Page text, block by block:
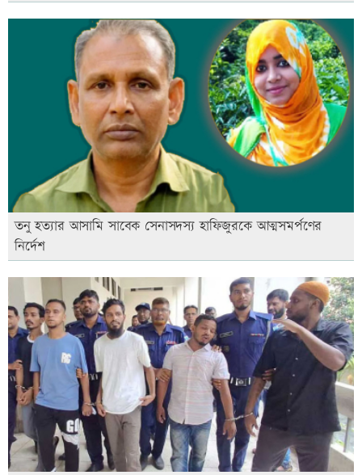
তনু হত্যার আসামি সাবেক সেনাসদস্য হাফিজুরকে আত্মসমর্পণের
নির্দেশ